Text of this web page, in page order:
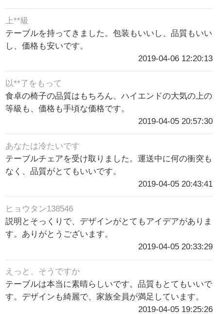
上**級
テーブルを持ってきました。包装もいいし、品質もいい
し、価格も安いです。
2019-04-06 12:20:13
以**了をもって
食卓の椅子の品質はもちろん、ハイエンドの大気の上の
等級も、価格も手頃な価格です。
2019-04-05 20:57:30
あなたは冷たいです
テーブルチェアを受け取りました。運送中に何の衝突も
なく、品質がとてもいいです。
2019-04-05 20:43:41
ヒョウタン138546
説明とそっくりで、デザインがとてもアイデアがありま
す。ありがとうございます。
2019-04-05 20:33:29
えっと、そうですか
テーブルは本当に素晴らしいです。品質もとてもいいで
す。デザインも綺麗で、家族全員が満足しています。
2019-04-05 19:25:26